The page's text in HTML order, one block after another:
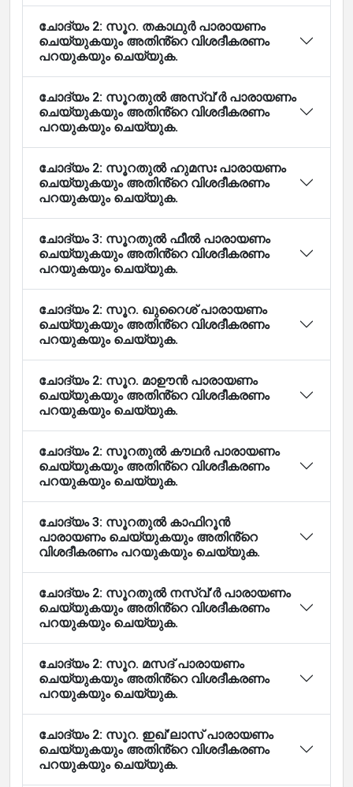
ചോദ്യം 2: സൂറ. തകാഥുർ പാരായണം
ചെയ്യുകയും അതിൻ്റെ വിശദീകരണം
പറയുകയും ചെയ്യുക.
ചോദ്യം 2: സൂറതുൽ അസ്വ്'ർ പാരായണം
ചെയ്യുകയും അതിൻ്റെ വിശദീകരണം
പറയുകയും ചെയ്യുക.
ചോദ്യം 2: സൂറതുൽ ഹുമസഃ പാരായണം
ചെയ്യുകയും അതിൻ്റെ വിശദീകരണം
പറയുകയും ചെയ്യുക.
ചോദ്യം 3: സൂറതുൽ ഫീൽ പാരായണം
ചെയ്യുകയും അതിൻ്റെ വിശദീകരണം
പറയുകയും ചെയ്യുക.
ചോദ്യം 2: സൂറ. ഖുറൈശ് പാരായണം
ചെയ്യുകയും അതിൻ്റെ വിശദീകരണം
പറയുകയും ചെയ്യുക.
ചോദ്യം 2: സൂറ. മാഊൻ പാരായണം
ചെയ്യുകയും അതിൻ്റെ വിശദീകരണം
പറയുകയും ചെയ്യുക.
ചോദ്യം 2: സൂറതുൽ കൗഥർ പാരായണം
ചെയ്യുകയും അതിൻ്റെ വിശദീകരണം
പറയുകയും ചെയ്യുക.
ചോദ്യം 3: സൂറതുൽ കാഫിറൂൻ
പാരായണം ചെയ്യുകയും അതിൻ്റെ
വിശദീകരണം പറയുകയും ചെയ്യുക.
ചോദ്യം 2: സൂറതുൽ നസ്വ്'ർ പാരായണം
ചെയ്യുകയും അതിൻ്റെ വിശദീകരണം
പറയുകയും ചെയ്യുക.
ചോദ്യം 2: സൂറ. മസദ് പാരായണം
ചെയ്യുകയും അതിൻ്റെ വിശദീകരണം
പറയുകയും ചെയ്യുക.
ചോദ്യം 2: സൂറ. ഇഖ്'ലാസ് പാരായണം
ചെയ്യുകയും അതിൻ്റെ വിശദീകരണം
പറയുകയും ചെയ്യുക.